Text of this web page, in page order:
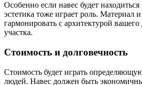
Особенно если навес будет
эстетика тоже играет роль. Материал
гармонировать с архитектурой
участка.
Стоимость и долговечность
Стоимость будет играть
людей. Навес должен быть